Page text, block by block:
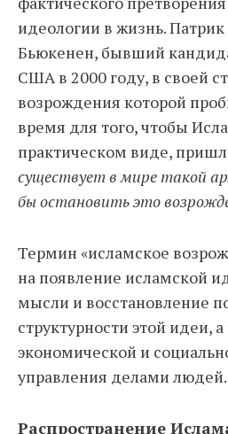
идеологии в жизнь.
Бьюкенен, бывший
США в 2000 году, в своей
возрождения которой
время для того, чтобы
практическом виде,
существует в мире такой
бы остановить это
Термин «исламское
на появление исламской
мысли и восстановление
структурности этой идеи,
экономической и
управления делами людей.
Распространение